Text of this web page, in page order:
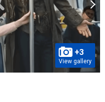
+3
View gallery